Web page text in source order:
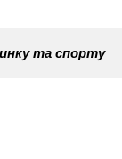
та спорту